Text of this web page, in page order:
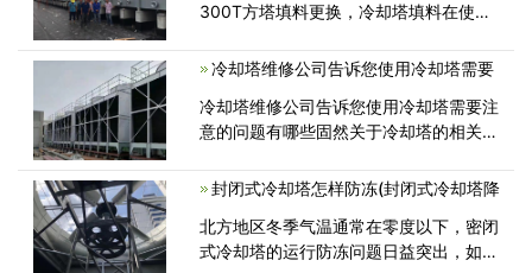
300T方塔填料更换，冷却塔填料在使用
塔的正常工作效率，年数已久存在老化现
冷却塔维修公司告诉您使用冷却塔需要
冷却塔维修公司告诉您使用冷却塔需要注
意的问题有哪些固然关于冷却塔的相关应
述过很多了，但是很多用户对其运用需求
封闭式冷却塔怎样防冻(封闭式冷却塔降
北方地区冬季气温通常在零度以下，密闭
式冷却塔的运行防冻问题日益突出，如果